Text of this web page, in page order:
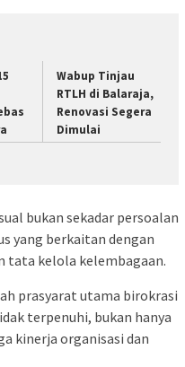
Wabup Tinjau
RTLH di Balaraja,
Renovasi Segera
Dimulai
bukan sekadar persoalan
yang berkaitan dengan
tata kelola kelembagaan.
prasyarat utama birokrasi
terpenuhi, bukan hanya
kinerja organisasi dan